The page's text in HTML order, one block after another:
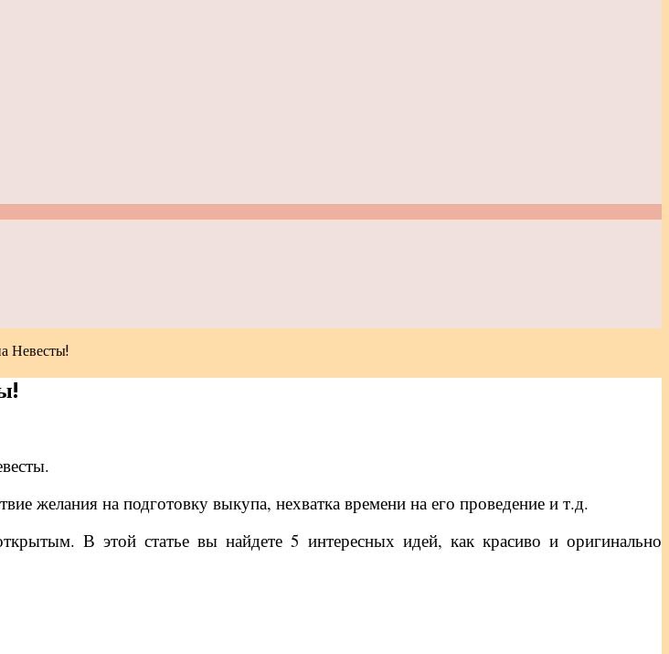
Невесты!
желания на подготовку выкупа, нехватка времени на его проведение и т.д.
В этой статье вы найдете 5 интересных идей, как красиво и оригинально